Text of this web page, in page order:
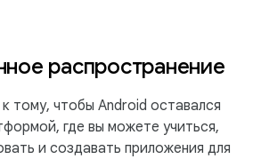
распространение
тому, чтобы Android оставался
где вы можете учиться,
и создавать приложения для